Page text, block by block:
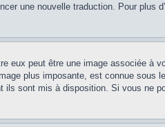
une nouvelle traduction. Pour plus
eux peut être une image associée à
plus imposante, est connue sous
ils sont mis à disposition. Si vous ne